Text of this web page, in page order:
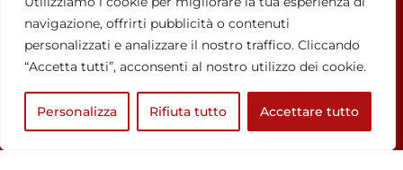
navigazione, offrirti pubblicità o contenuti
personalizzati e analizzare il nostro traffico. Cliccando
“Accetta tutti”, acconsenti al nostro utilizzo dei cookie.
Personalizza Rifiuta tutto Accettare tutto
Cookie Policy
Accessibilità